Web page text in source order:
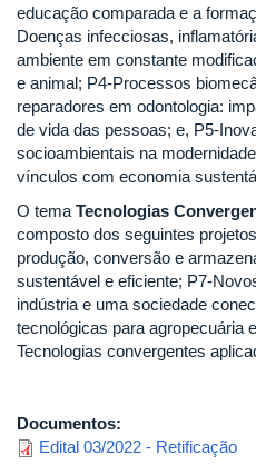
educação comparada e a
Doenças infecciosas,
ambiente em constante
e animal; P4-Processos
reparadores em odontologia:
de vida das pessoas; e, P5-
socioambientais na
vínculos com economia
O tema Tecnologias
composto dos seguintes
produção, conversão e
sustentável e eficiente; P7-
indústria e uma sociedade
tecnológicas para agropecuária
Tecnologias convergentes
Documentos:
Edital 03/2022 - Retificação